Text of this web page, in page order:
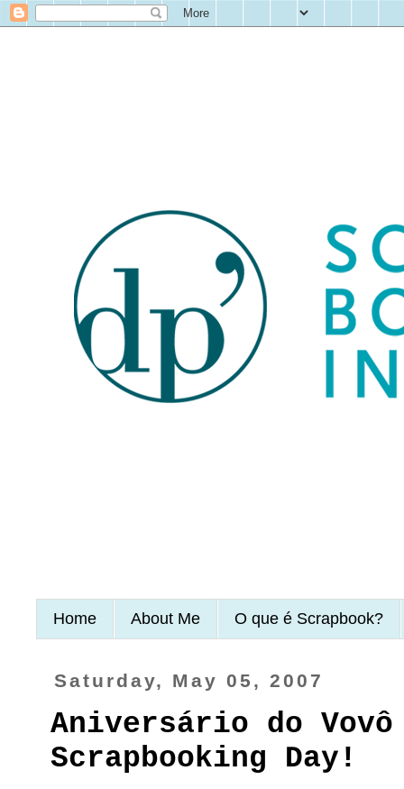
Home About Me O que é Scrapbook?
Saturday, May 05, 2007
Aniversário do
Scrapbooking Day!